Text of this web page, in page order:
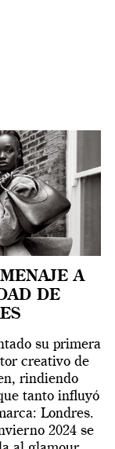
A
DE
su primera
creativo de
rindiendo
tanto influyó
Londres.
2024 se